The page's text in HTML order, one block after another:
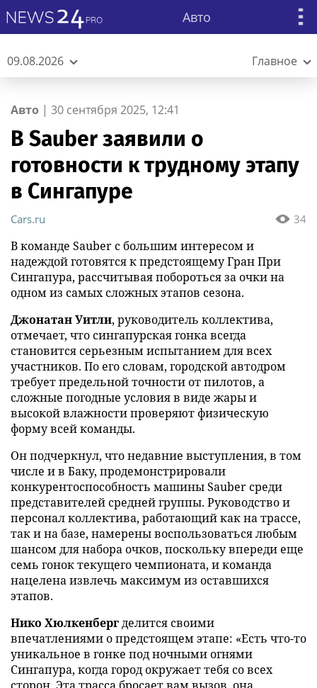
Авто
09.08.2026 Главное
Авто | 30 сентября 2025, 12:41
В Sauber заявили о
готовности к трудному этапу
в Сингапуре
34
Cars.ru
В команде Sauber с большим интересом и
надеждой готовятся к предстоящему Гран При
Сингапура, рассчитывая побороться за очки на
одном из самых сложных этапов сезона.
Джонатан Уитли, руководитель коллектива,
отмечает, что сингапурская гонка всегда
становится серьезным испытанием для всех
участников. По его словам, городской автодром
требует предельной точности от пилотов, а
сложные погодные условия в виде жары и
высокой влажности проверяют физическую
форму всей команды.
Он подчеркнул, что недавние выступления, в том
числе и в Баку, продемонстрировали
конкурентоспособность машины Sauber среди
представителей средней группы. Руководство и
персонал коллектива, работающий как на трассе,
так и на базе, намерены воспользоваться любым
шансом для набора очков, поскольку впереди еще
семь гонок текущего чемпионата, и команда
нацелена извлечь максимум из оставшихся
этапов.
Нико Хюлкенбергделится своими
впечатлениями о предстоящем этапе: «Есть что-то
уникальное в гонке под ночными огнями
Сингапура, когда город окружает тебя со всех